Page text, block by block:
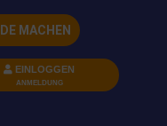
MACHEN
EINLOGGEN
ANMELDUNG